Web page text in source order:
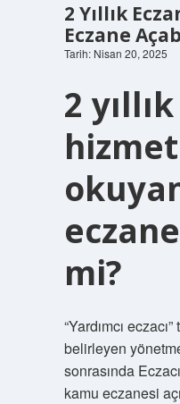
2 Yıllık
Eczane
Tarih: Nisan 20, 2025
2
mi?
“Yardımcı
belirleyen
sonrasında
kamu eczanesi